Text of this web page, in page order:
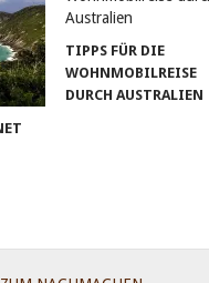
TIPPS FÜR DIE
WOHNMOBILREISE
DURCH AUSTRALIEN